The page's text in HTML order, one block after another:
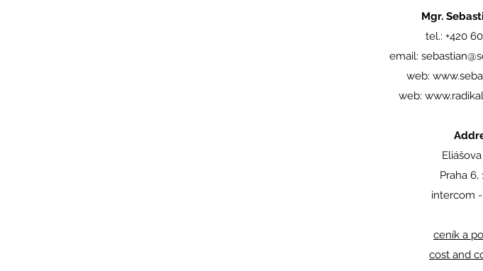
Mgr.
tel.: +420
email:
web:
web:
Praha 6,
intercom
ceník a
cost and